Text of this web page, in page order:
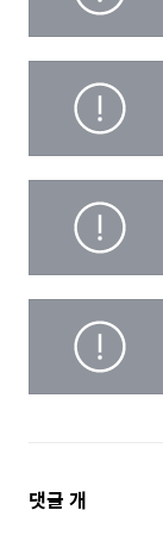
댓
댓글 개